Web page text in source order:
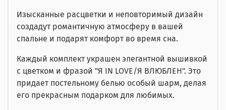
Изысканные расцветки и неповторимый дизайн
создадут романтичную атмосферу в вашей
спальне и подарят комфорт во время сна.
Каждый комплект украшен элегантной вышивкой
с цветком и фразой "Я IN LOVE/Я ВЛЮБЛЕН". Это
придает постельному белью особый шарм, делая
его прекрасным подарком для любимых.